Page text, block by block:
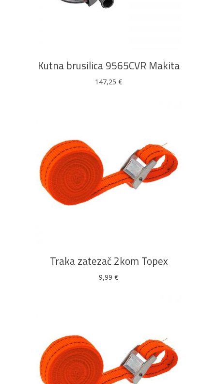
Kutna brusilica 9565CVR Makita
147,25 €
Traka zatezač 2kom Topex
9,99 €